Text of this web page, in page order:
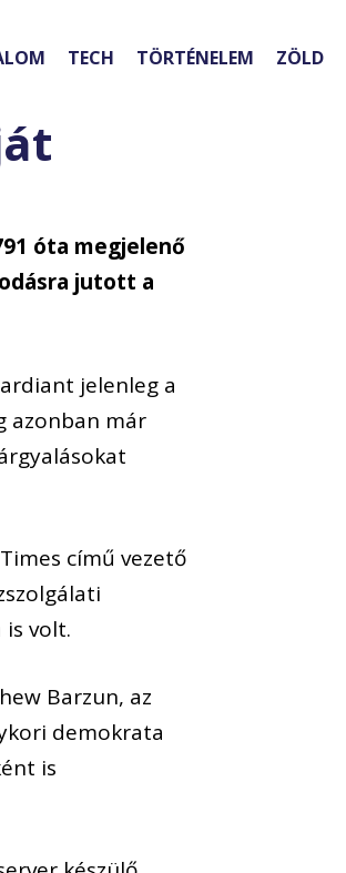
TECH TÖRTÉNELEM ZÖLD
óta megjelenő
jutott a
jelenleg a
azonban már
című vezető
is volt.
Barzun, az
demokrata
is